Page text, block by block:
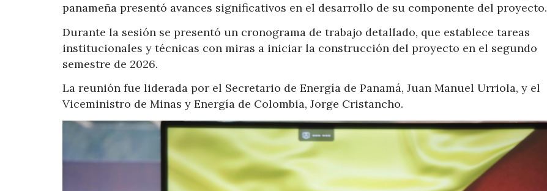
panameña presentó avances significativos en el desarrollo de su componente del proyecto.
Durante la sesión se presentó un cronograma de trabajo detallado, que establece tareas
institucionales y técnicas con miras a iniciar la construcción del proyecto en el segundo
semestre de 2026.
La reunión fue liderada por el Secretario de Energía de Panamá, Juan Manuel Urriola, y el
Viceministro de Minas y Energía de Colombia, Jorge Cristancho.